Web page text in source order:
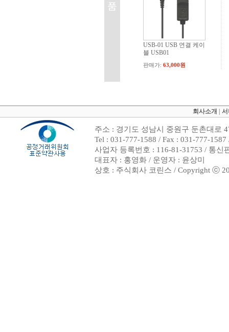
USB-01 USB 연결 케이
블 USB01
판매가: 63,000원
회사소개
주소 : 경기도 성남시 중원구 둔촌대로
Tel : 031-777-1588 / Fax : 031-777-
사업자 등록번호 : 116-81-31753 / 통신
대표자 : 홍영화 / 운영자 : 윤상미
상호 : 주식회사 코린스 / Copyright ⓒ